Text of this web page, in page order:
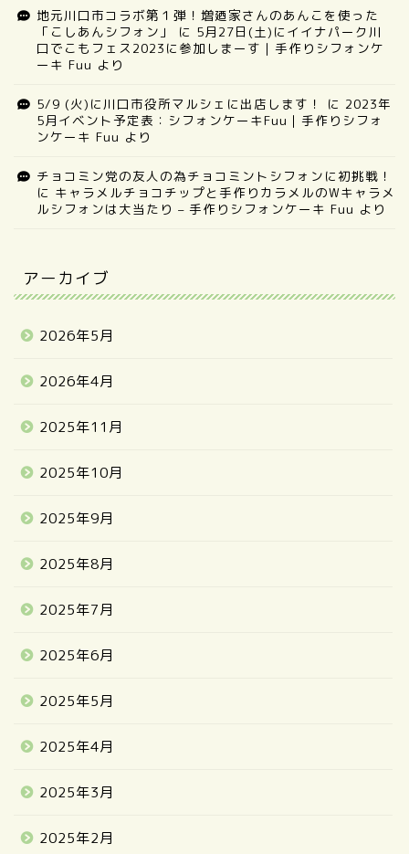
地元川口市コラボ第１弾！増廼家さんのあんこを使った
「こしあんシフォン」
に 5月27日(土)にイイナパーク川
口でこもフェス2023に参加しまーす｜手作りシフォンケ
ーキ Fuu より
5/9 (火)に川口市役所マルシェに出店します！ に 2023年
5月イベント予定表：シフォンケーキFuu｜手作りシフォ
ンケーキ Fuu より
チョコミン党の友人の為チョコミントシフォンに初挑戦！
に キャラメルチョコチップと手作りカラメルのWキャラメ
ルシフォンは大当たり – 手作りシフォンケーキ Fuu より
アーカイブ
2026年5月
2026年4月
2025年11月
2025年10月
2025年9月
2025年8月
2025年7月
2025年6月
2025年5月
2025年4月
2025年3月
2025年2月